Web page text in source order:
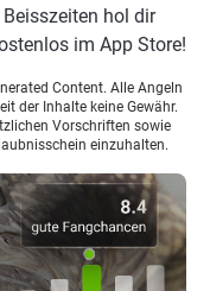
hol dir
im App Store!
Content. Alle Angeln
der Inhalte keine Gewähr.
Vorschriften sowie
einzuhalten.